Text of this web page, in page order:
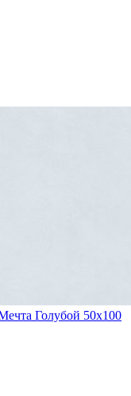
Голубой 50x100